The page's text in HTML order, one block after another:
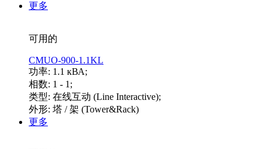
更多
可用的
CMUO-900-1.1KL
功率: 1.1 кВА;
相数: 1 - 1;
类型: 在线互动 (Line Interactive);
外形: 塔 / 架 (Tower&Rack)
更多